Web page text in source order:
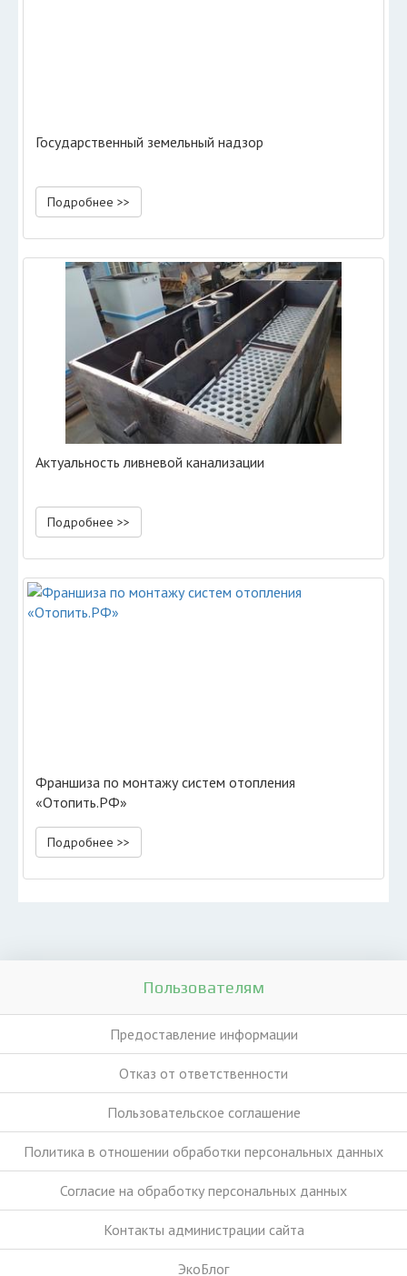
Государственный земельный надзор
Подробнее >>
Актуальность ливневой канализации
Подробнее >>
Франшиза по монтажу систем отопления
«Отопить.РФ»
Подробнее >>
Пользователям
Предоставление информации
Отказ от ответственности
Пользовательское соглашение
Политика в отношении обработки персональных данных
Согласие на обработку персональных данных
Контакты администрации сайта
ЭкоБлог